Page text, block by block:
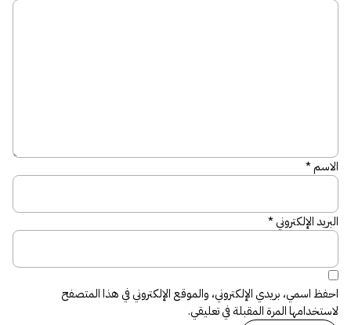
الاسم*
البريد الإلكتروني*
احفظ اسمي، بريدي الإلكتروني، والموقع الإلكتروني في هذا المتصفح
لاستخدامها المرة المقبلة في تعليقي.